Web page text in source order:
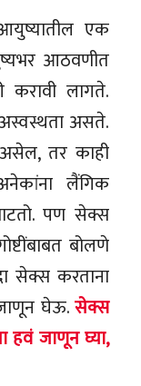
एक
आठवणीत
करावी लागते.
असते.
असेल, तर काही
लैंगिक
पण सेक्स
बोलणे
सेक्स करताना
घेऊ.सेक्स
हवं जाणून घ्या,